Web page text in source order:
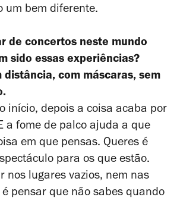
um bem diferente.
de concertos neste mundo
sido essas experiências?
distância, com máscaras, sem
início, depois a coisa acaba por
a fome de palco ajuda a que
em que pensas. Queres é
para os que estão.
nos lugares vazios, nem nas
pensar que não sabes quando